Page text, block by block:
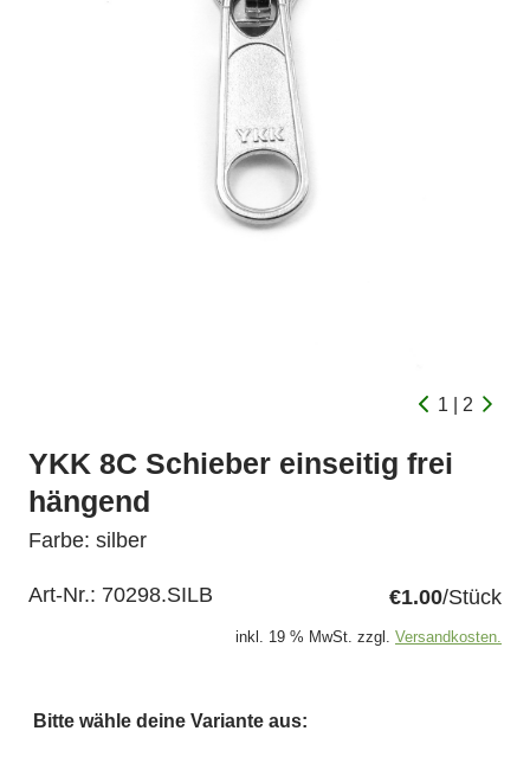
1 | 2
YKK 8C Schieber einseitig frei
hängend
Farbe: silber
Art-Nr.: 70298.SILB €1.00/Stück
inkl. 19 % MwSt. zzgl. Versandkosten.
Bitte wähle deine Variante aus: